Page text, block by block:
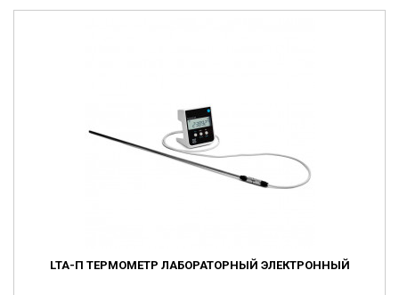
LTA-П ТЕРМОМЕТР ЛАБОРАТОРНЫЙ ЭЛЕКТРОННЫЙ